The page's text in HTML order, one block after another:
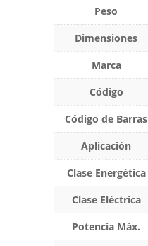
Peso
Dimensiones
Marca
Código
Código de Barras
Aplicación
Clase Energética
Clase Eléctrica
Potencia Máx.